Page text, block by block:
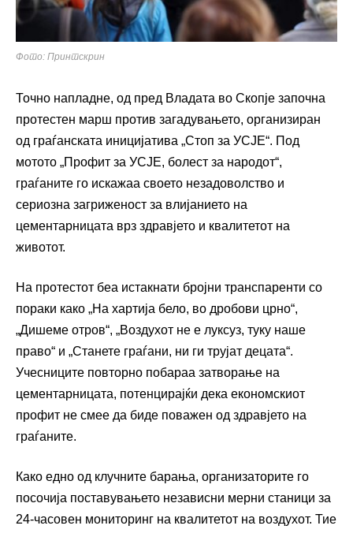
Фото: Принтскрин
Точно напладне, од пред Владата во Скопје започна
протестен марш против загадувањето, организиран
од граѓанската иницијатива „Стоп за УСЈЕ“. Под
мотото „Профит за УСЈЕ, болест за народот“,
граѓаните го искажаа своето незадоволство и
сериозна загриженост за влијанието на
цементарницата врз здравјето и квалитетот на
животот.
На протестот беа истакнати бројни транспаренти со
пораки како „На хартија бело, во дробови црно“,
„Дишеме отров“, „Воздухот не е луксуз, туку наше
право“ и „Станете граѓани, ни ги трујат децата“.
Учесниците повторно побараа затворање на
цементарницата, потенцирајќи дека економскиот
профит не смее да биде поважен од здравјето на
граѓаните.
Како едно од клучните барања, организаторите го
посочија поставувањето независни мерни станици за
24-часовен мониторинг на квалитетот на воздухот. Тие